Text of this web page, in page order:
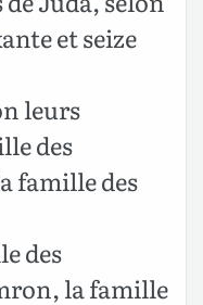
et seize
leurs
des
famille des
des
la famille